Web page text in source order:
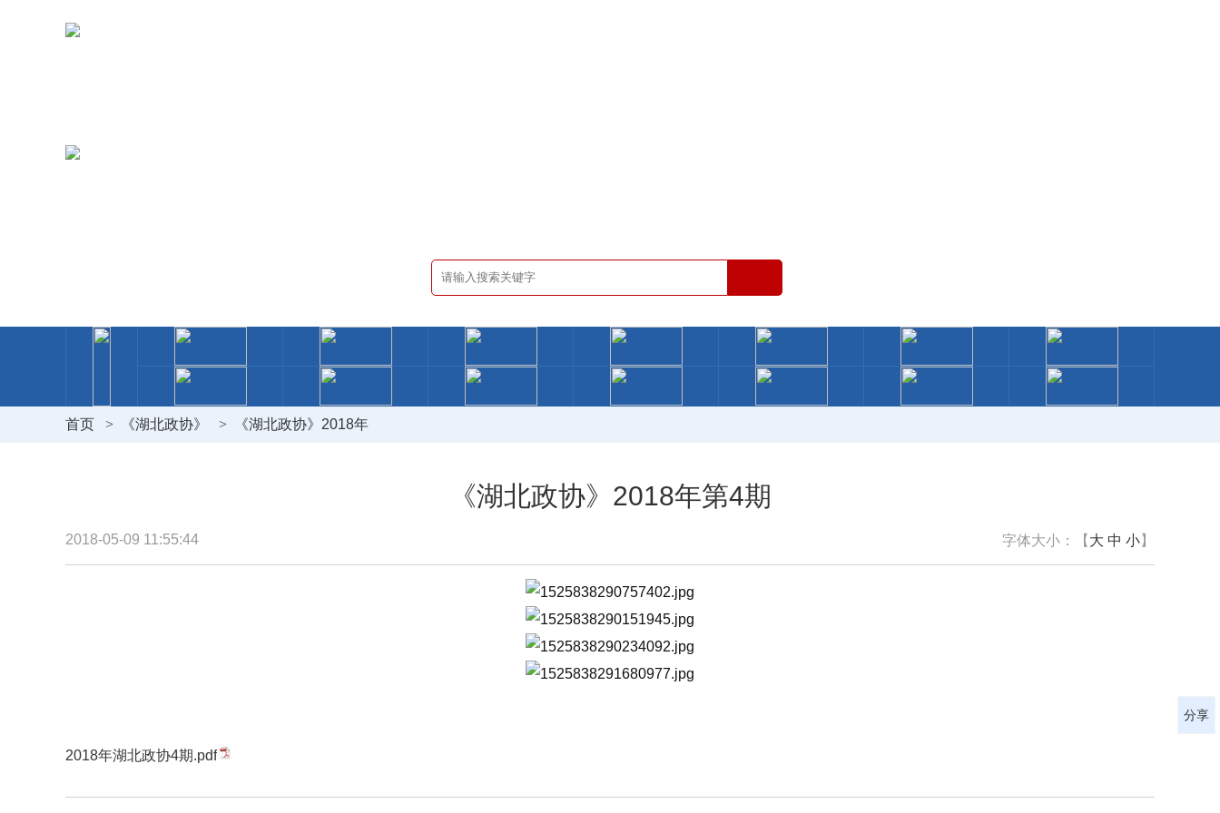
首页 > 《湖北政协》 > 《湖北政协》2018年
《湖北政协》2018年第4期
2018-05-09 11:55:44 字体大小：【 大 中 小】
2018年湖北政协4期.pdf
分享